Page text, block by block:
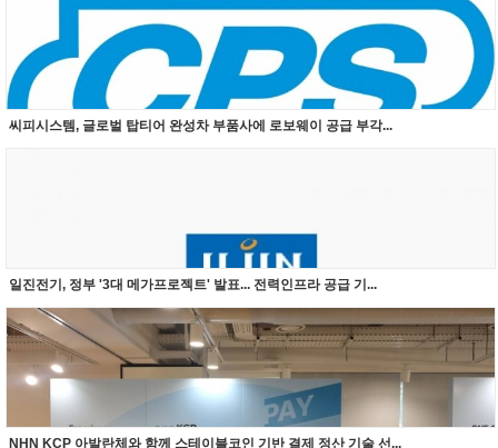
씨피시스템, 글로벌 탑티어 완성차 부품사에 로보웨이 공급 부각...
일진전기, 정부 '3대 메가프로젝트' 발표... 전력인프라 공급 기...
NHN KCP 아발란체와 함께 스테이블코인 기반 결제 정산 기술 선...